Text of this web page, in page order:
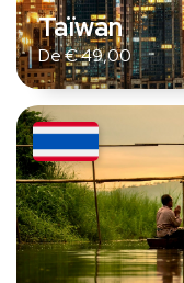
Taïwan
De€49,00